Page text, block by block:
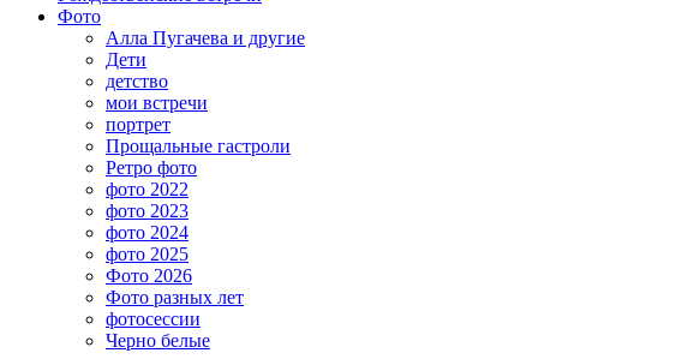
Фото
Алла Пугачева и другие
Дети
детство
мои встречи
портрет
Прощальные гастроли
Ретро фото
фото 2022
фото 2023
фото 2024
фото 2025
Фото 2026
Фото разных лет
фотосессии
Черно белые